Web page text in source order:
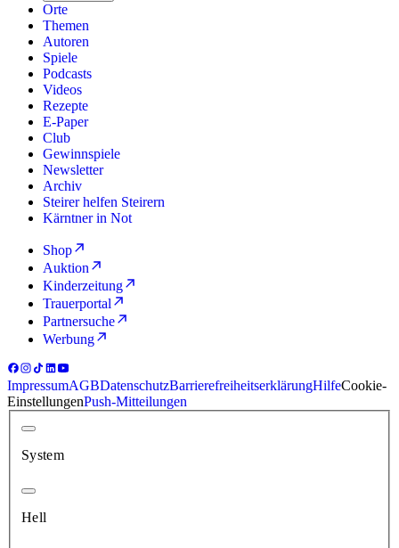
Orte
Themen
Autoren
Spiele
Podcasts
Videos
Rezepte
E-Paper
Club
Gewinnspiele
Newsletter
Archiv
Steirer helfen Steirern
Kärntner in Not
Shop
Auktion
Kinderzeitung
Trauerportal
Partnersuche
Werbung
ImpressumAGBDatenschutzBarrierefreiheitserklärungHilfeCookie-
EinstellungenPush-Mitteilungen
System
Hell